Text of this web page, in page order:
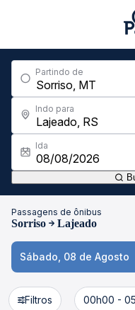
Partindo de
Indo para
Ida
Passagens de ônibus
Sorriso Lajeado
Sábado, 08 de Agosto
Filtros 00h00 -